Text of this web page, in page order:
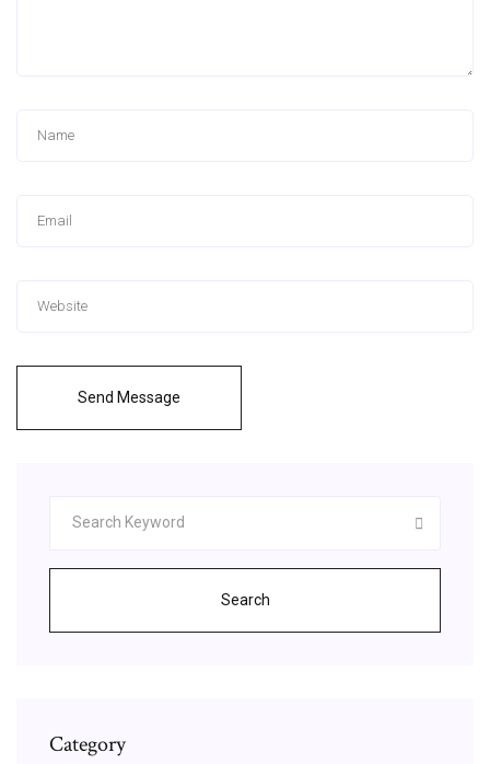
Send Message
Search
Category